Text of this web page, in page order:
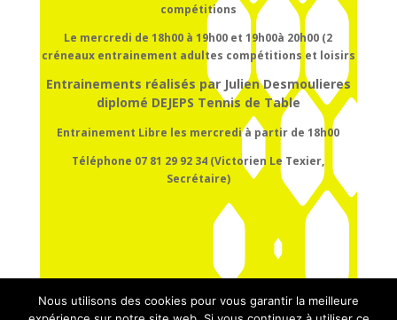
compétitions
Le mercredi de 18h00 à 19h00 et 19h00à 20h00 (2
créneaux entrainement adultes compétitions et loisirs
Entrainements réalisés par Julien Desmoulieres
diplomé DEJEPS Tennis de Table
Entrainement Libre les mercredi à partir de 18h00
Téléphone 07 81 29 92 34 (Victorien Le Texier,
Secrétaire)
Nous utilisons des cookies pour vous garantir la meilleure